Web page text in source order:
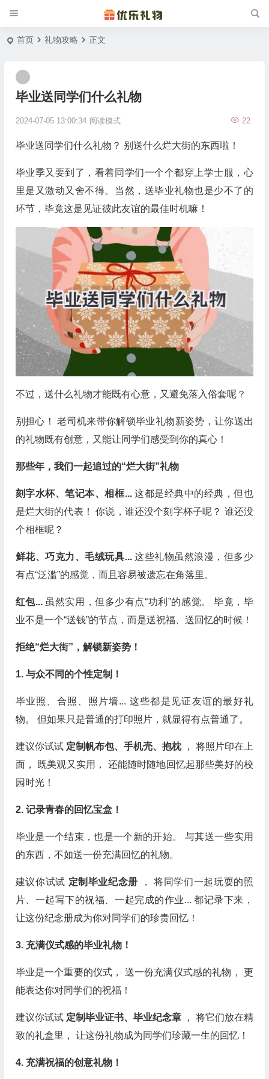
首页 礼物攻略 正文
毕业送同学们什么礼物
2024-07-05 13:00:34 22
阅读模式
毕业送同学们什么礼物？ 别送什么烂大街的东西啦！
毕业季又要到了，看着同学们一个个都穿上学士服，心
里是又激动又舍不得。当然，送毕业礼物也是少不了的
环节，毕竟这是见证彼此友谊的最佳时机嘛！
不过，送什么礼物才能既有心意，又避免落入俗套呢？
别担心！ 老司机来带你解锁毕业礼物新姿势，让你送出
的礼物既有创意，又能让同学们感受到你的真心！
那些年，我们一起追过的“烂大街”礼物
刻字水杯、笔记本、相框...这都是经典中的经典，但也
是烂大街的代表！ 你说，谁还没个刻字杯子呢？ 谁还没
个相框呢？
鲜花、巧克力、毛绒玩具...这些礼物虽然浪漫，但多少
有点“泛滥”的感觉，而且容易被遗忘在角落里。
红包... 虽然实用，但多少有点“功利”的感觉。 毕竟，毕
业不是一个“送钱”的节点，而是送祝福、送回忆的时候！
拒绝“烂大街”，解锁新姿势！
1. 与众不同的个性定制！
毕业照、合照、照片墙... 这些都是见证友谊的最好礼
物。 但如果只是普通的打印照片，就显得有点普通了。
建议你试试 定制帆布包、手机壳、抱枕 ， 将照片印在上
面， 既美观又实用， 还能随时随地回忆起那些美好的校
园时光！
2. 记录青春的回忆宝盒！
毕业是一个结束，也是一个新的开始。 与其送一些实用
的东西，不如送一份充满回忆的礼物。
建议你试试 定制毕业纪念册
， 将同学们一起玩耍的照
片、一起写下的祝福、一起完成的作业... 都记录下来，
让这份纪念册成为你对同学们的珍贵回忆！
3. 充满仪式感的毕业礼物！
毕业是一个重要的仪式， 送一份充满仪式感的礼物， 更
能表达你对同学们的祝福！
建议你试试 定制毕业证书、毕业纪念章
， 将它们放在精
致的礼盒里， 让这份礼物成为同学们珍藏一生的回忆！
4. 充满祝福的创意礼物！